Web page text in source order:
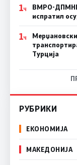
1Ч
ВМРО-
испратил
1Ч
Турција
РУБРИКИ
ЕКОНОМИЈА
МАКЕДОНИЈА